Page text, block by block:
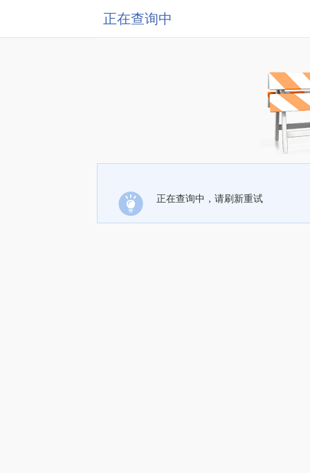
正在查询中
正在查询中，请刷新重试